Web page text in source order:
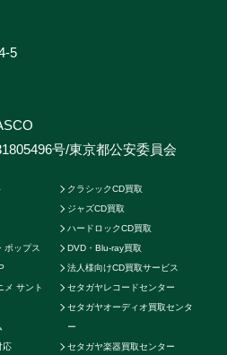
たベテランのスタッフが一つ
頂きます。過去の莫大な買取
新相場チャートを照らし合わ
ービスとは一線を画する「的
出来ません。ご自宅で聴かな
す。それは国内だけではなく
じです。当店では国内のネッ
リカやカナダ、イギリスなど
、日本では人気のないCDで
す。業界トップの高価買取を
例えばクラシックのCDでも
段が変わってきたり、ロック
5
号/東京都公安委員会
ポップス
メ サント
応
クラシックCD買取
ジャズCD買取
ハードロックCD買取
DVD・Blu-ray買取
法人様向けCD買取サービス
セタガヤレコードセンター
セタガヤオーディオ買取センタ
ー
セタガヤ楽器買取センター